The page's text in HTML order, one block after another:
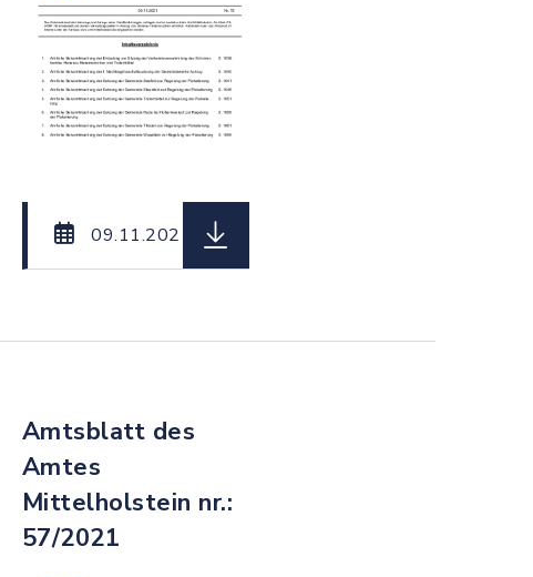
Dateierweiterung: pdf,
09.11.2021
herunterladen (Dateiname:
Amtsblatt des
Amtes
Mittelholstein nr.:
57/2021